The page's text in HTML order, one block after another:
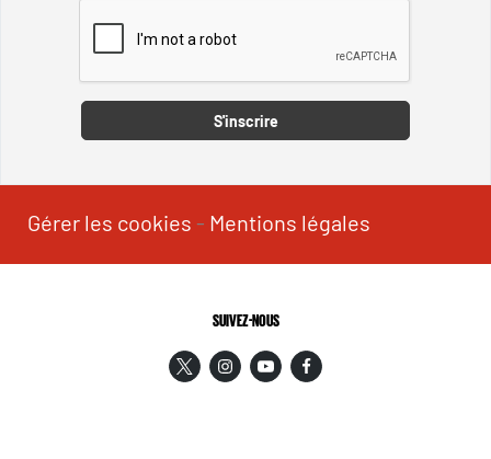
S'inscrire
Gérer les cookies - Mentions légales
SUIVEZ-NOUS